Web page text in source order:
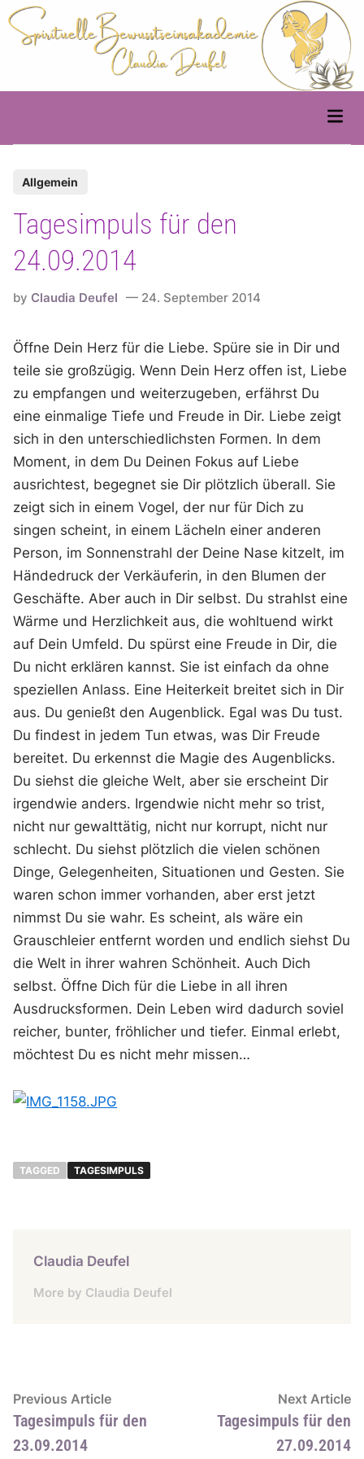
Skip
to
content
Main
t
e
d
n
Allgemein
Tagesimpuls für den
24.09.2014
byClaudia Deufel 24. September 2014
Öffne Dein Herz für die Liebe. Spüre sie in Dir und
teile sie großzügig. Wenn Dein Herz offen ist, Liebe
zu empfangen und weiterzugeben, erfährst Du
eine einmalige Tiefe und Freude in Dir. Liebe zeigt
sich in den unterschiedlichsten Formen. In dem
Moment, in dem Du Deinen Fokus auf Liebe
ausrichtest, begegnet sie Dir plötzlich überall. Sie
zeigt sich in einem Vogel, der nur für Dich zu
singen scheint, in einem Lächeln einer anderen
Person, im Sonnenstrahl der Deine Nase kitzelt, im
Händedruck der Verkäuferin, in den Blumen der
Geschäfte. Aber auch in Dir selbst. Du strahlst eine
Wärme und Herzlichkeit aus, die wohltuend wirkt
auf Dein Umfeld. Du spürst eine Freude in Dir, die
Du nicht erklären kannst. Sie ist einfach da ohne
speziellen Anlass. Eine Heiterkeit breitet sich in Dir
aus. Du genießt den Augenblick. Egal was Du tust.
Du findest in jedem Tun etwas, was Dir Freude
bereitet. Du erkennst die Magie des Augenblicks.
Du siehst die gleiche Welt, aber sie erscheint Dir
irgendwie anders. Irgendwie nicht mehr so trist,
nicht nur gewalttätig, nicht nur korrupt, nicht nur
schlecht. Du siehst plötzlich die vielen schönen
Dinge, Gelegenheiten, Situationen und Gesten. Sie
waren schon immer vorhanden, aber erst jetzt
nimmst Du sie wahr. Es scheint, als wäre ein
Grauschleier entfernt worden und endlich siehst Du
die Welt in ihrer wahren Schönheit. Auch Dich
selbst. Öffne Dich für die Liebe in all ihren
Ausdrucksformen. Dein Leben wird dadurch soviel
reicher, bunter, fröhlicher und tiefer. Einmal erlebt,
möchtest Du es nicht mehr missen…
TAGGED TAGESIMPULS
Claudia Deufel
More by Claudia Deufel
Beitragsnavigation
Previous ArticlePrevious
article:
Tagesimpuls für den
23.09.2014
Next Article
Tagesimpuls für den
27.09.2014